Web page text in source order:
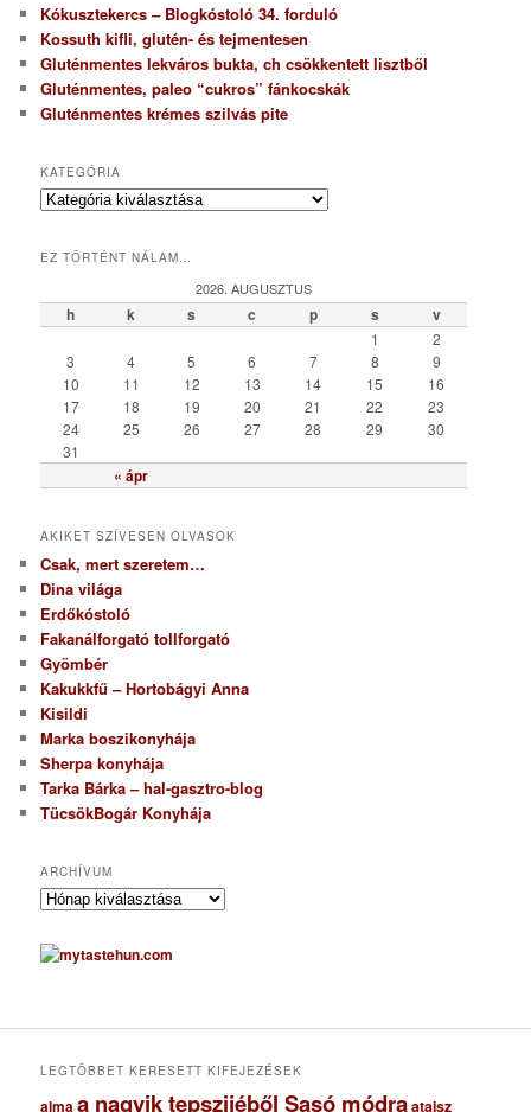
Kókusztekercs – Blogkóstoló 34. forduló
Kossuth kifli, glutén- és tejmentesen
Gluténmentes lekváros bukta, ch csökkentett lisztből
Gluténmentes, paleo “cukros” fánkocskák
Gluténmentes krémes szilvás pite
KATEGÓRIA
K
e
r
EZ TÖRTÉNT NÁLAM…
2026. AUGUSZTUS
h k s c p s v
« ápr
1
2
3
4 5 6 7 8
9
10
11 12 13 14 15
16
17
18 19 20 21 22
23
24
25 26 27 28 29
30
31
AKIKET SZÍVESEN OLVASOK
Csak, mert szeretem…
Dina világa
Erdőkóstoló
Fakanálforgató tollforgató
Gyömbér
Kakukkfű – Hortobágyi Anna
Kisildi
Marka boszikonyhája
Sherpa konyhája
Tarka Bárka – hal-gasztro-blog
TücsökBogár Konyhája
ARCHÍVUM
A
c
h
u
LEGTÖBBET KERESETT KIFEJEZÉSEK
almaa nagyik tepszijéből Sasó módraataisz